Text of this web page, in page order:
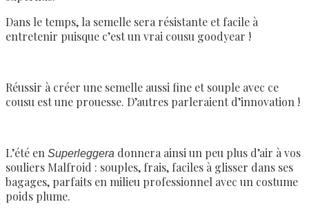
Dans le temps, la semelle sera résistante et facile à
entretenir puisque c’est un vrai cousu goodyear !
Réussir à créer une semelle aussi fine et souple avec ce
cousu est une prouesse. D’autres parleraient d’innovation !
L’été en Superleggera donnera ainsi un peu plus d’air à vos
souliers Malfroid : souples, frais, faciles à glisser dans ses
bagages, parfaits en milieu professionnel avec un costume
poids plume.